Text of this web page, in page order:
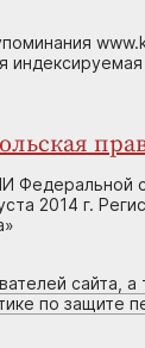
Федеральной
2014 г.
сайта,
по защите